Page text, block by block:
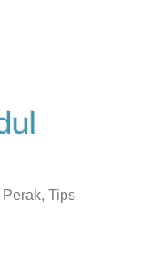
Tips